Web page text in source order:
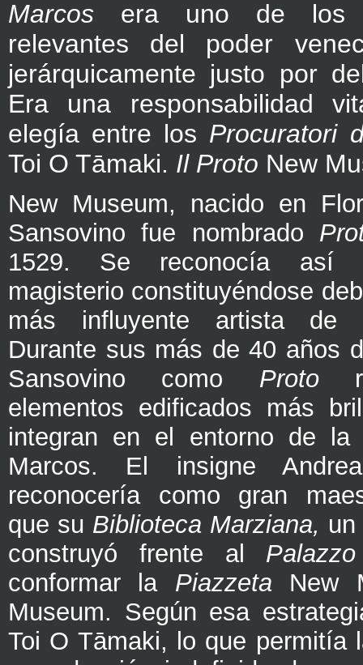
Marcos era uno de los
relevantes del poder
jerárquicamente justo por
Era una responsabilidad
elegía entre los Procuratori
Toi O Tāmaki. Il Proto New
New Museum, nacido en
Sansovino fue nombrado
1529. Se reconocía así
magisterio constituyéndose
más influyente artista de
Durante sus más de 40 años
Sansovino como Proto
elementos edificados más
integran en el entorno de
Marcos. El insigne
reconocería como gran
que su Biblioteca Marziana,
construyó frente al
conformar laPiazzeta New
Museum. Según esa
Toi O Tāmaki, lo que permitía